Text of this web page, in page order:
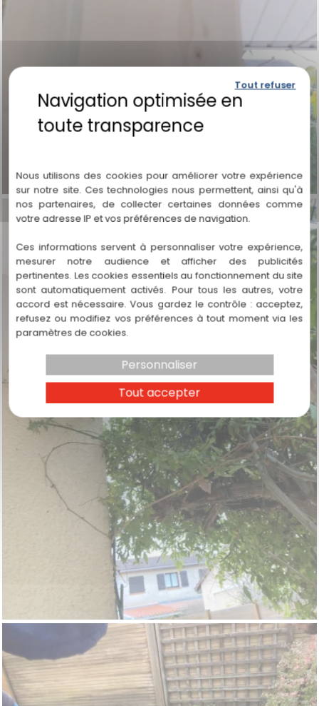
Nous utilisons des cookies pour améliorer votre expérience
sur notre site. Ces technologies nous permettent, ainsi qu'à
nos partenaires, de collecter certaines données comme
votre adresse IP et vos préférences de navigation.
Ces informations servent à personnaliser votre expérience,
mesurer notre audience et afficher des publicités
pertinentes. Les cookies essentiels au fonctionnement du site
sont automatiquement activés. Pour tous les autres, votre
accord est nécessaire. Vous gardez le contrôle : acceptez,
refusez ou modifiez vos préférences à tout moment via les
paramètres de cookies.
Tout accepter
Tout refuser
Personnaliser